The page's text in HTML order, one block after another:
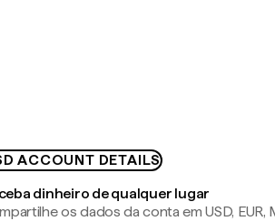
ACCOUNT DETAILS
dinheiro de qualquer lugar
os dados da conta em USD, EUR,